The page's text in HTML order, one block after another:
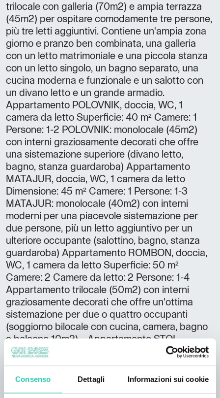
Consenso Dettagli Informazioni sui cookie
trilocale con galleria (70m2) e ampia terrazza
(45m2) per ospitare comodamente tre persone,
più tre letti aggiuntivi. Contiene un'ampia zona
giorno e pranzo ben combinata, una galleria
con un letto matrimoniale e una piccola stanza
con un letto singolo, un bagno separato, una
cucina moderna e funzionale e un salotto con
un divano letto e un grande armadio.
Appartamento POLOVNIK, doccia, WC, 1
camera da letto Superficie: 40 m² Camere: 1
Persone: 1-2 POLOVNIK: monolocale (45m2)
con interni graziosamente decorati che offre
una sistemazione superiore (divano letto,
bagno, stanza guardaroba) Appartamento
MATAJUR, doccia, WC, 1 camera da letto
Dimensione: 45 m² Camere: 1 Persone: 1-3
MATAJUR: monolocale (40m2) con interni
moderni per una piacevole sistemazione per
due persone, più un letto aggiuntivo per un
ulteriore occupante (salottino, bagno, stanza
guardaroba) Appartamento ROMBON, doccia,
WC, 1 camera da letto Superficie: 50 m²
Camere: 2 Camere da letto: 2 Persone: 1-4
Appartamento trilocale (50m2) con interni
graziosamente decorati che offre un'ottima
sistemazione per due o quattro occupanti
(soggiorno bilocale con cucina, camera, bagno
e balcone 10m2). Appartamento STOL,
doccia, WC, 1 camera da letto Superficie: 45 m²
Camere: 1 Persone: 1-4 STOL: monolocale
(45m2) con interni ben arredati che offre